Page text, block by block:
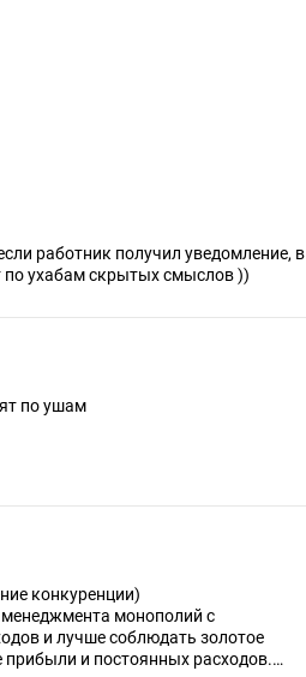
работник получил уведомление, в
по ухабам скрытых смыслов ))
по ушам
конкуренции)
менеджмента монополий с
и лучше соблюдать золотое
и постоянных расходов.